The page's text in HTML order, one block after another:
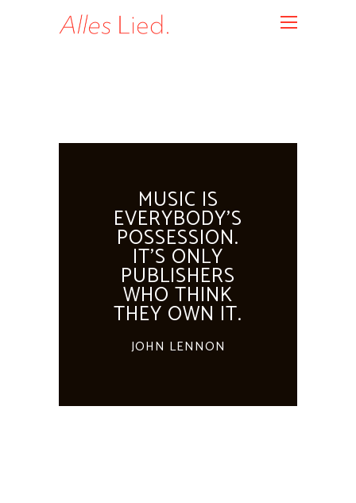
MUSIC IS
EVERYBODY'S
POSSESSION.
IT'S ONLY
PUBLISHERS
WHO THINK
THEY OWN IT.
JOHN LENNON